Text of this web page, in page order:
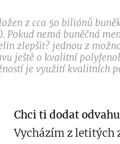
z cca 50 biliónů
Pokud nemá buněčná
zlepšit? jednou z
ještě o kvalitní
je využití kvalitních
Chci ti dodat
Vycházím z letitých